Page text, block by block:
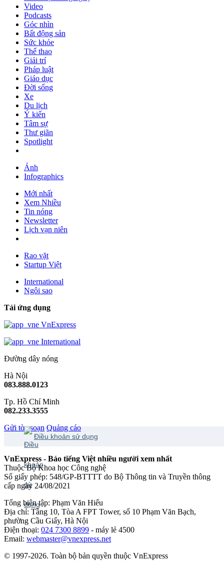
Video
Podcasts
Góc nhìn
Bất động sản
Sức khỏe
Thể thao
Giải trí
Pháp luật
Giáo dục
Đời sống
Xe
Du lịch
Ý kiến
Tâm sự
Thư giãn
Spotlight
Ảnh
Infographics
Mới nhất
Xem Nhiều
Tin nóng
Newsletter
Lịch vạn niên
Rao vặt
Startup Việt
International
Ngôi sao
Tải ứng dụng
VnExpress
International
Đường dây nóng
Hà Nội
083.888.0123
Tp. Hồ Chí Minh
082.233.3555
Gửi tòa soạn Quảng cáo
Điều khoản sử dụng
VnExpress - Báo tiếng Việt nhiều người xem nhất
Thuộc Bộ Khoa học Công nghệ
Số giấy phép: 548/GP-BTTTT do Bộ Thông tin và Truyền thông
cấp ngày 24/08/2021
Tổng biên tập: Phạm Văn Hiếu
Địa chỉ: Tầng 10, Tòa A FPT Tower, số 10 Phạm Văn Bạch,
phường Cầu Giấy, Hà Nội
Điện thoại: 024 7300 8899 - máy lẻ 4500
Email: webmaster@vnexpress.net
© 1997-2026. Toàn bộ bản quyền thuộc VnExpress